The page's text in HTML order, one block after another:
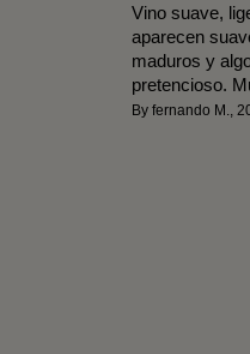
Vino suave,
aparecen
maduros y
pretencioso.
By fernando M.,